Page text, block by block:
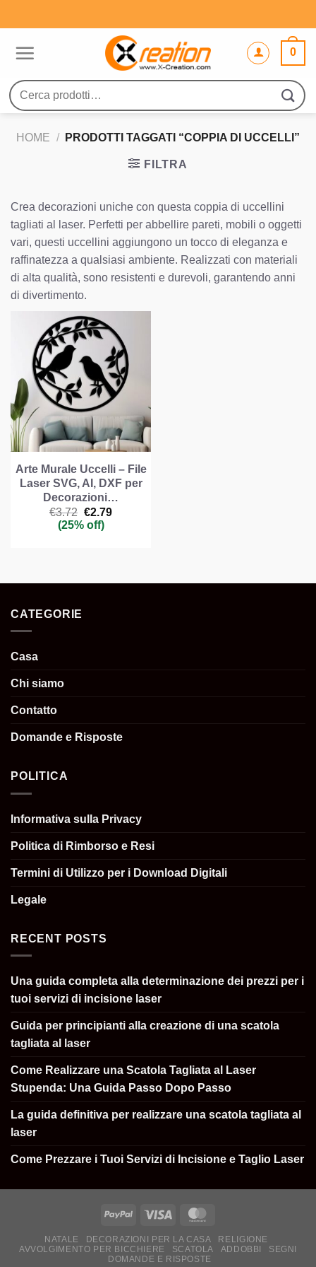
ai
0
Cerca:
HOME / PRODOTTI TAGGATI “COPPIA DI UCCELLI”
FILTRA
Crea decorazioni uniche con questa coppia di uccellini
tagliati al laser. Perfetti per abbellire pareti, mobili o oggetti
vari, questi uccellini aggiungono un tocco di eleganza e
raffinatezza a qualsiasi ambiente. Realizzati con materiali
di alta qualità, sono resistenti e durevoli, garantendo anni
di divertimento.
Arte Murale Uccelli – File
Laser SVG, AI, DXF per
Decorazioni…
€3.72 Il
prezzo
originale
€2.79Il
(25% off)
CATEGORIE
Casa
Chi siamo
Contatto
Domande e Risposte
POLITICA
Informativa sulla Privacy
Politica di Rimborso e Resi
Termini di Utilizzo per i Download Digitali
Legale
RECENT POSTS
Una guida completa alla determinazione dei prezzi per i
tuoi servizi di incisione laser
Guida per principianti alla creazione di una scatola
tagliata al laser
Come Realizzare una Scatola Tagliata al Laser
Stupenda: Una Guida Passo Dopo Passo
La guida definitiva per realizzare una scatola tagliata al
laser
Come Prezzare i Tuoi Servizi di Incisione e Taglio Laser
NATALE DECORAZIONI PER LA CASA
RELIGIONE
AVVOLGIMENTO PER BICCHIERE
SCATOLA ADDOBBI
SEGNI
DOMANDE E RISPOSTE